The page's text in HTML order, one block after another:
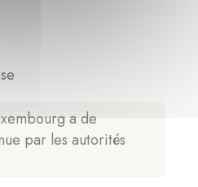
a de
par les autorités